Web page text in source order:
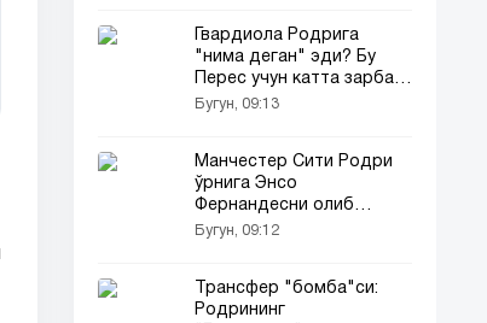
Гвардиола Родрига
"нима деган" эди? Бу
Перес учун катта зарба
бўлди...
Бугун, 09:13
Манчестер Сити Родри
ўрнига Энсо
Фернандесни олиб
келмоқчи
Бугун, 09:12
Трансфер "бомба"си:
Родрининг